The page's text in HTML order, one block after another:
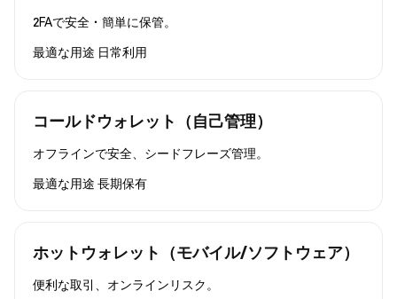
2FAで安全・簡単に保管。
最適な用途 日常利用
コールドウォレット（自己管理）
オフラインで安全、シードフレーズ管理。
最適な用途 長期保有
ホットウォレット（モバイル/ソフトウェア）
便利な取引、オンラインリスク。